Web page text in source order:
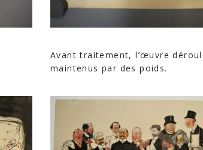
Avant traitement, l’œuvre
maintenus par des poids.